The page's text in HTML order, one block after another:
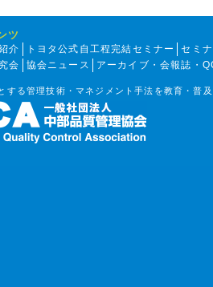
ツ
介 トヨタ公式自工程完結セミナー
セミ
会 協会ニュース アーカイブ・会報誌・
する管理技術・マネジメント手法を教育・普